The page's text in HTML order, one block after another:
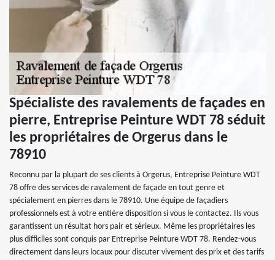
Spécialiste des ravalements de façades en
pierre, Entreprise Peinture WDT 78 séduit
les propriétaires de Orgerus dans le
78910
Reconnu par la plupart de ses clients à Orgerus, Entreprise Peinture WDT
78 offre des services de ravalement de façade en tout genre et
spécialement en pierres dans le 78910. Une équipe de façadiers
professionnels est à votre entière disposition si vous le contactez. Ils vous
garantissent un résultat hors pair et sérieux. Même les propriétaires les
plus difficiles sont conquis par Entreprise Peinture WDT 78. Rendez-vous
directement dans leurs locaux pour discuter vivement des prix et des tarifs